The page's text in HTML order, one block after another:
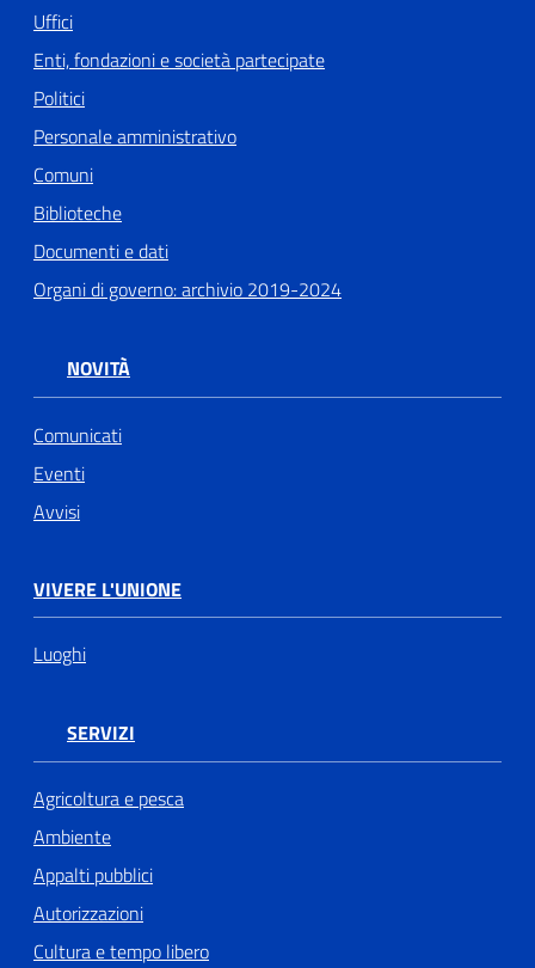
Uffici
Enti, fondazioni e società partecipate
Politici
Personale amministrativo
Comuni
Biblioteche
Documenti e dati
Organi di governo: archivio 2019-2024
NOVITÀ
Comunicati
Eventi
Avvisi
VIVERE L'UNIONE
Luoghi
SERVIZI
Agricoltura e pesca
Ambiente
Appalti pubblici
Autorizzazioni
Cultura e tempo libero